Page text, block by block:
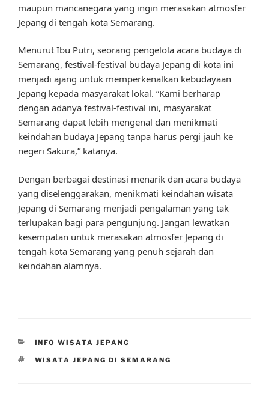
maupun mancanegara yang ingin merasakan atmosfer
Jepang di tengah kota Semarang.
Menurut Ibu Putri, seorang pengelola acara budaya di
Semarang, festival-festival budaya Jepang di kota ini
menjadi ajang untuk memperkenalkan kebudayaan
Jepang kepada masyarakat lokal. “Kami berharap
dengan adanya festival-festival ini, masyarakat
Semarang dapat lebih mengenal dan menikmati
keindahan budaya Jepang tanpa harus pergi jauh ke
negeri Sakura,” katanya.
Dengan berbagai destinasi menarik dan acara budaya
yang diselenggarakan, menikmati keindahan wisata
Jepang di Semarang menjadi pengalaman yang tak
terlupakan bagi para pengunjung. Jangan lewatkan
kesempatan untuk merasakan atmosfer Jepang di
tengah kota Semarang yang penuh sejarah dan
keindahan alamnya.
CATEGORIES
INFO WISATA JEPANG
TAGS
WISATA JEPANG DI SEMARANG